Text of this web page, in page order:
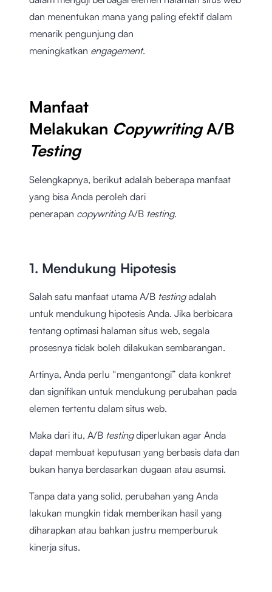
dan menentukan mana yang paling efektif dalam
menarik pengunjung dan
meningkatkan engagement.
Manfaat
Melakukan CopywritingA/B
Testing
Selengkapnya, berikut adalah beberapa manfaat
yang bisa Anda peroleh dari
penerapan copywritingA/B testing.
1. Mendukung Hipotesis
Salah satu manfaat utama A/B testingadalah
untuk mendukung hipotesis Anda. Jika berbicara
tentang optimasi halaman situs web, segala
prosesnya tidak boleh dilakukan sembarangan.
Artinya, Anda perlu “mengantongi” data konkret
dan signifikan untuk mendukung perubahan pada
elemen tertentu dalam situs web.
Maka dari itu, A/B testingdiperlukan agar Anda
dapat membuat keputusan yang berbasis data dan
bukan hanya berdasarkan dugaan atau asumsi.
Tanpa data yang solid, perubahan yang Anda
lakukan mungkin tidak memberikan hasil yang
diharapkan atau bahkan justru memperburuk
kinerja situs.